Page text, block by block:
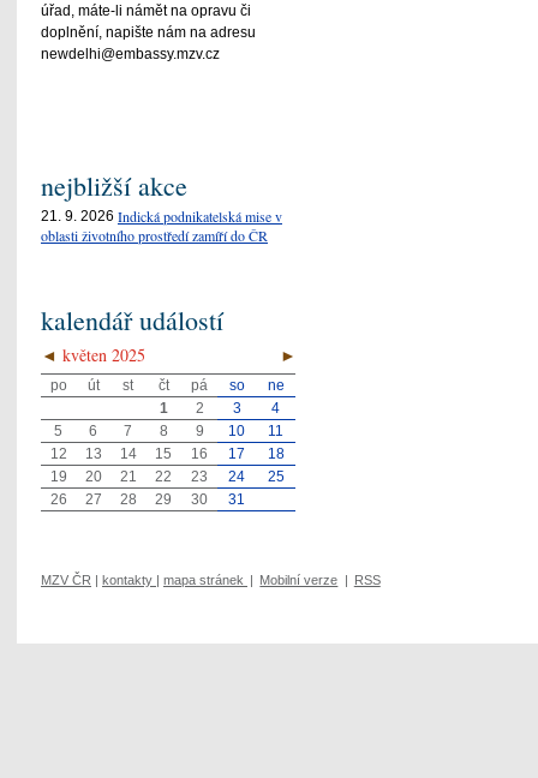
úřad, máte-li námět na opravu či
doplnění, napište nám na adresu
newdelhi@embassy.mzv.cz
nejbližší akce
21. 9. 2026 Indická podnikatelská mise v
oblasti životního prostředí zamíří do ČR
kalendář událostí
◄ ►
květen 2025
po út st čt pá so
ne
1
2 3
4
5
6 7 8 9 10
11
12
13 14 15 16 17
18
19
20 21 22 23 24
25
26
27 28 29 30 31
MZV ČR kontakty mapa stránek Mobilní verze RSS